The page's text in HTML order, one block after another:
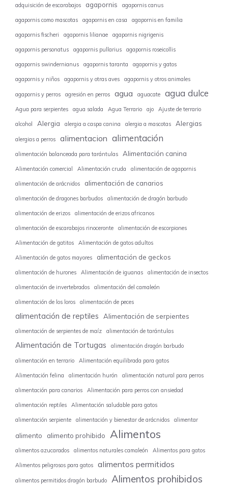
adquisición de escarabajos agapornis agapornis canus
agapornis como mascotas agapornis en casa agapornis en familia
agapornis fischeri agapornis lilianae agapornis nigrigenis
agapornis personatus agapornis pullarius agapornis roseicollis
agapornis swindernianus agapornis taranta agapornis y gatos
agapornis y niños agapornis y otras aves agapornis y otros animales
agapornis y perros agresión en perros agua aguacate agua dulce
Agua para serpientes agua salada Agua Terrario ajo Ajuste de terrario
alcohol Alergia alergia a caspa canina alergia a mascotas Alergias
alergias a perros alimentacion alimentación
alimentación balanceada para tarántulas Alimentación canina
Alimentación comercial Alimentación cruda alimentación de agapornis
alimentación de arácnidos alimentación de canarios
alimentación de dragones barbudos alimentación de dragón barbudo
alimentación de erizos alimentación de erizos africanos
alimentación de escarabajos rinoceronte alimentación de escorpiones
Alimentación de gatitos Alimentación de gatos adultos
Alimentación de gatos mayores alimentación de geckos
alimentación de hurones Alimentación de iguanas alimentación de insectos
alimentación de invertebrados alimentación del camaleón
alimentación de los loros alimentación de peces
alimentación de reptiles Alimentación de serpientes
alimentación de serpientes de maíz alimentación de tarántulas
Alimentación de Tortugas alimentación dragón barbudo
alimentación en terrario Alimentación equilibrada para gatos
Alimentación felina alimentación hurón alimentación natural para perros
alimentación para canarios Alimentación para perros con ansiedad
alimentación reptiles Alimentación saludable para gatos
alimentación serpiente alimentación y bienestar de arácnidos alimentar
alimento alimento prohibido Alimentos
alimentos azucarados alimentos naturales camaleón Alimentos para gatos
Alimentos peligrosos para gatos alimentos permitidos
alimentos permitidos dragón barbudo Alimentos prohibidos